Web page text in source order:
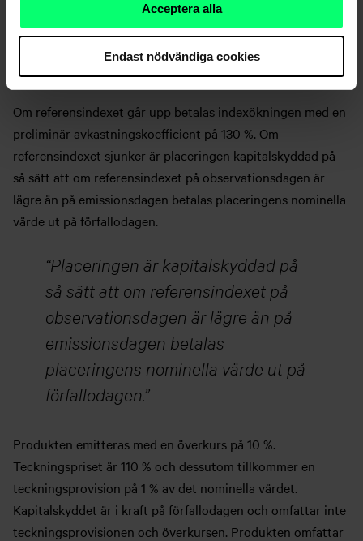
Acceptera alla
Endast nödvändiga cookies
Aktierna i försvarsindustrin har efter att Ukrainakriget bröt
ut stigit fort så det finns anledning att förbereda sig på
fluktuationer och rörelserna kan vara stora i båda
riktningarna.
Om referensindexet går upp betalas indexökningen med en
preliminär avkastningskoefficient på 130 %. Om
referensindexet sjunker är placeringen kapitalskyddad på
så sätt att om referensindexet på observationsdagen är
lägre än på emissionsdagen betalas placeringens nominella
värde ut på förfallodagen.
Placeringen är kapitalskyddad på
så sätt att om referensindexet på
observationsdagen är lägre än på
emissionsdagen betalas
placeringens nominella värde ut på
förfallodagen.
Produkten emitteras med en överkurs på 10 %.
Teckningspriset är 110 % och dessutom tillkommer en
teckningsprovision på 1 % av det nominella värdet.
Kapitalskyddet är i kraft på förfallodagen och omfattar inte
teckningsprovisionen och överkursen. Produkten omfattar